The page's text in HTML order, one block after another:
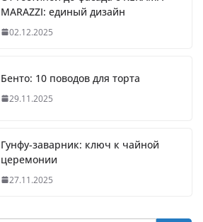
MARAZZI: единый дизайн
02.12.2025
Бенто: 10 поводов для торта
29.11.2025
Гунфу-заварник: ключ к чайной
церемонии
27.11.2025